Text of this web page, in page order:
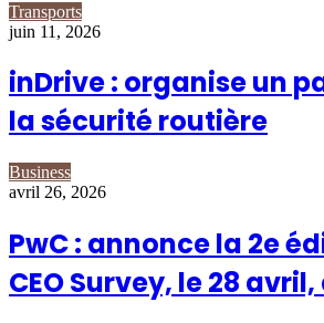
Transports
juin 11, 2026
inDrive : organise un
la sécurité routière
Business
avril 26, 2026
PwC : annonce la 2e
CEO Survey, le 28